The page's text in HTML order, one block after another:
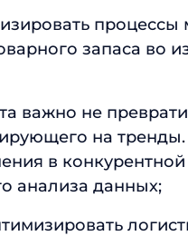
запаса во
важно не
на
в
анализа данных;